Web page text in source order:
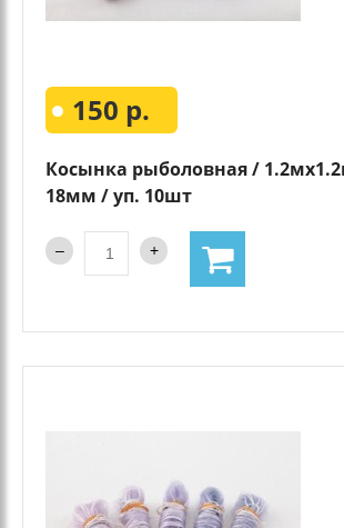
150 р.
Косынка рыболовная /
18мм / уп. 10шт